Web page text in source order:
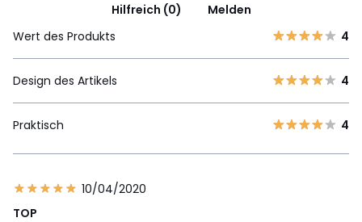
Hilfreich (0)
Melden
Wert des Produkts
4
Design des Artikels 4
Praktisch 4
10/04/2020
TOP